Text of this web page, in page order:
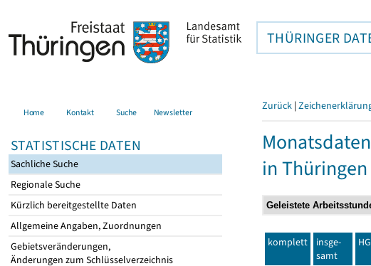
THÜRINGER
Home Kontakt Suche Newsletter
STATISTISCHE DATEN
Sachliche Suche
Regionale Suche
Kürzlich bereitgestellte Daten
Allgemeine Angaben, Zuordnungen
Gebietsveränderungen,
Änderungen zum Schlüsselverzeichnis
Zurück |
in Thüringen
komplett
insge-
samt